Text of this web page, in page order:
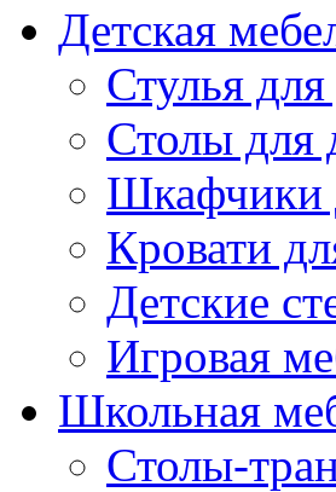
Детская
Стулья для
Столы для
Шкафчики
Кровати
Детские
Игровая
Школьная
Столы-